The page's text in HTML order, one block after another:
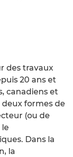
des travaux
20 ans et
canadiens et
formes de
(ou de
le
Dans la
la